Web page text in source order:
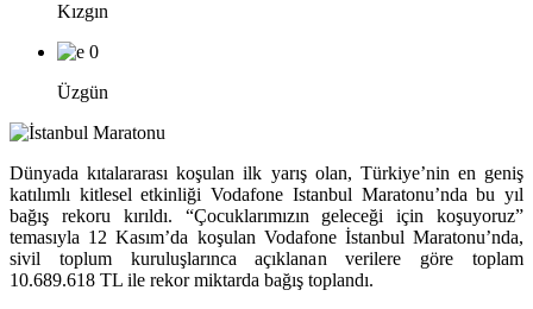
Kızgın
0
Üzgün
Dünyada kıtalararası koşulan ilk yarış olan, Türkiye’nin en geniş
katılımlı kitlesel etkinliği Vodafone Istanbul Maratonu’nda bu yıl
bağış rekoru kırıldı. “Çocuklarımızın geleceği için koşuyoruz”
temasıyla 12 Kasım’da koşulan Vodafone İstanbul Maratonu’nda,
sivil toplum kuruluşlarınca açıklanan verilere göre toplam
10.689.618 TL ile rekor miktarda bağış toplandı.